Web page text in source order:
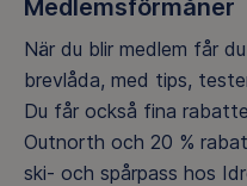
Medlemsförmåner
När du blir medlem får
brevlåda, med tips,
Du får också fina
Outnorth och 20 %
ski- och spårpass hos